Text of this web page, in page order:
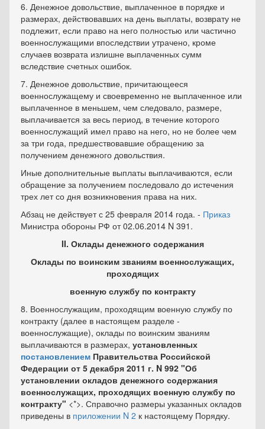
6. Денежное довольствие, выплаченное в порядке и
размерах, действовавших на день выплаты, возврату не
подлежит, если право на него полностью или частично
военнослужащими впоследствии утрачено, кроме
случаев возврата излишне выплаченных сумм
вследствие счетных ошибок.
7. Денежное довольствие, причитающееся
военнослужащему и своевременно не выплаченное или
выплаченное в меньшем, чем следовало, размере,
выплачивается за весь период, в течение которого
военнослужащий имел право на него, но не более чем
за три года, предшествовавшие обращению за
получением денежного довольствия.
Иные дополнительные выплаты выплачиваются, если
обращение за получением последовало до истечения
трех лет со дня возникновения права на них.
Абзац не действует с 25 февраля 2014 года. - Приказ
Министра обороны РФ от 02.06.2014 N 391.
II. Оклады денежного содержания
Оклады по воинским званиям военнослужащих,
проходящих
военную службу по контракту
8. Военнослужащим, проходящим военную службу по
контракту (далее в настоящем разделе -
военнослужащие), оклады по воинским званиям
выплачиваются в размерах, установленных
постановлением Правительства Российской
Федерации от 5 декабря 2011 г. N 992 "Об
установлении окладов денежного содержания
военнослужащих, проходящих военную службу по
контракту" <*>. Справочно размеры указанных окладов
приведены в приложении N 2 к настоящему Порядку.